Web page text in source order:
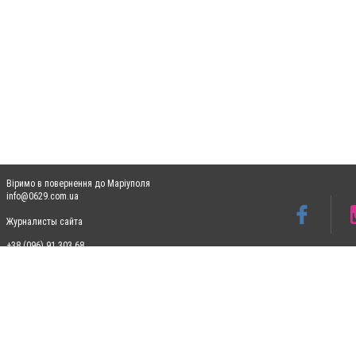
Віримо в повернення до Маріуполя
info@0629.com.ua
Журналисты сайта
+38 (096) 91 303 68